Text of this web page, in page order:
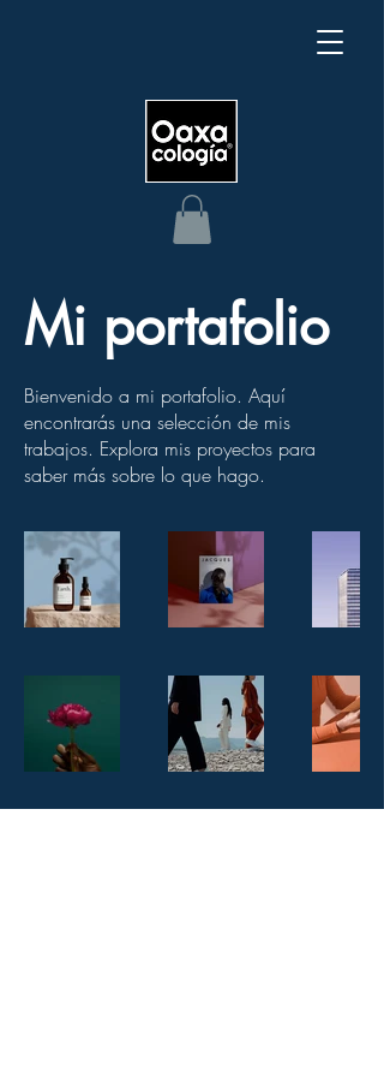
Mi portafolio
Bienvenido a mi portafolio. Aquí
encontrarás una selección de mis
trabajos. Explora mis proyectos para
saber más sobre lo que hago.